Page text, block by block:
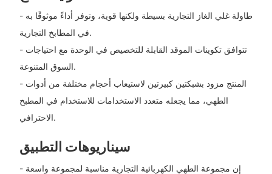
- طاولة غلي الغاز التجارية بسيطة ولكنها قوية، وتوفر أداءً موثوقًا به
في المطابخ التجارية.
- تتوافق تكوينات الموقد القابلة للتخصيص في الوحدة مع احتياجات
السوق المتنوعة.
- المنتج مزود بشبكتين كبيرتين لاستيعاب أحجام مختلفة من أدوات
الطهي، مما يجعله متعدد الاستخدامات للاستخدام في المطبخ
الاحترافي.
سيناريوهات التطبيق
- إن مجموعة الطهي الكهربائية التجارية مناسبة لمجموعة واسعة